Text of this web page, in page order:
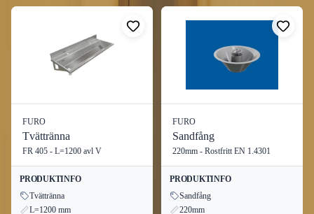
FURO
Tvättränna
FR 405 - L=1200 avl V
PRODUKTINFO
Tvättränna
L=1200 mm
FURO
Sandfång
220mm - Rostfritt EN 1.4301
PRODUKTINFO
Sandfång
220mm